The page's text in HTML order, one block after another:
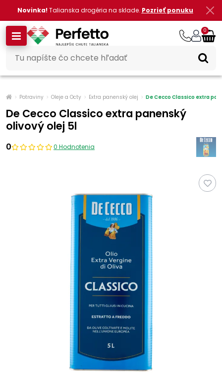
Novinka! Talianska drogéria na sklade. Pozrieť ponuku
0
Potraviny Oleje a Octy Extra panenský olej De Cecco Classico extra
De Cecco Classico extra panenský
olivový olej 5l
0 0 Hodnotenia